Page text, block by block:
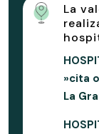
La
»cita
La